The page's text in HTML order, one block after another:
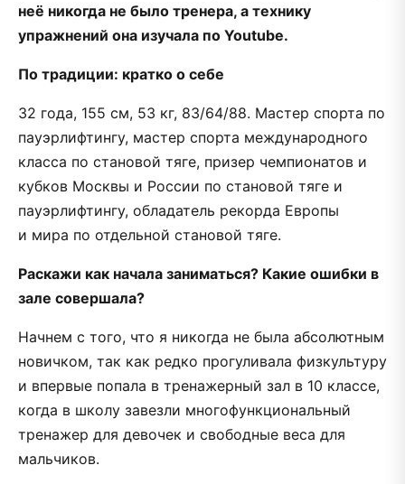
неё никогда не было тренера, а технику
упражнений она изучала по Youtube.
По традиции: кратко о себе
32 года, 155 см, 53 кг, 83/64/88. Мастер спорта по
пауэрлифтингу, мастер спорта международного
класса по становой тяге, призер чемпионатов и
кубков Москвы и России по становой тяге и
пауэрлифтингу, обладатель рекорда Европы
и мира по отдельной становой тяге.
Раскажи как начала заниматься? Какие ошибки в
зале совершала?
Начнем с того, что я никогда не была абсолютным
новичком, так как редко прогуливала физкультуру
и впервые попала в тренажерный зал в 10 классе,
когда в школу завезли многофункциональный
тренажер для девочек и свободные веса для
мальчиков.